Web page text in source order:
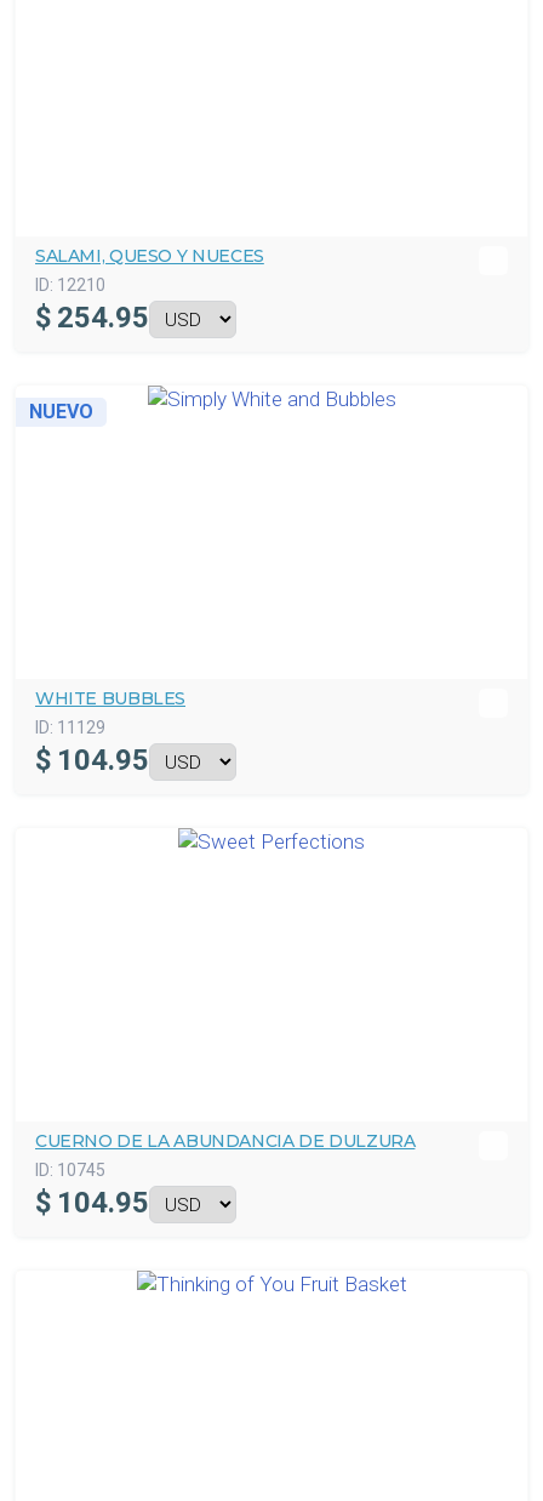
SALAMI, QUESO Y NUECES
ID: 12210
$ 254.95
NUEVO
WHITE BUBBLES
ID: 11129
$ 104.95
CUERNO DE LA ABUNDANCIA DE DULZURA
ID: 10745
$ 104.95